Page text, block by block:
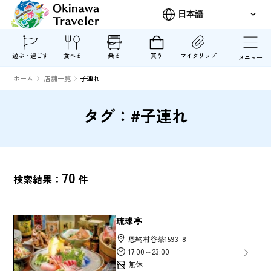
遊ぶ・過ごす 食べる 乗る 買う マイクリップ メニュー
ホーム 店舗一覧 子連れ
タグ：#子連れ
検索結果： 70 件
琉球亭
恩納村谷茶1593-8
17:00～23:00
無休